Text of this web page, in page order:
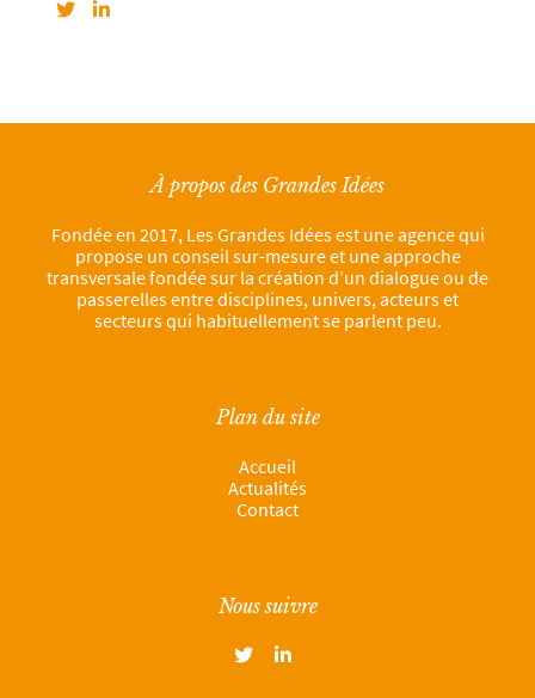
À propos des Grandes Idées
Fondée en 2017, Les Grandes Idées est une agence qui
propose un conseil sur-mesure et une approche
transversale fondée sur la création d’un dialogue ou de
passerelles entre disciplines, univers, acteurs et
secteurs qui habituellement se parlent peu.
Plan du site
Accueil
Actualités
Contact
Nous suivre